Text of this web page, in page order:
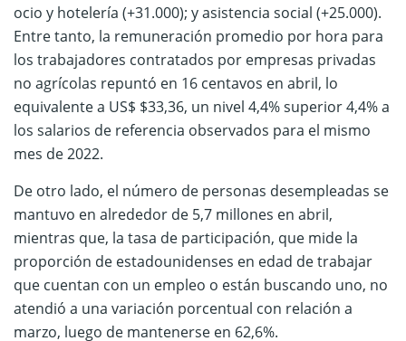
ocio y hotelería (+31.000); y asistencia social (+25.000).
Entre tanto, la remuneración promedio por hora para
los trabajadores contratados por empresas privadas
no agrícolas repuntó en 16 centavos en abril, lo
equivalente a US$ $33,36, un nivel 4,4% superior 4,4% a
los salarios de referencia observados para el mismo
mes de 2022.
De otro lado, el número de personas desempleadas se
mantuvo en alrededor de 5,7 millones en abril,
mientras que, la tasa de participación, que mide la
proporción de estadounidenses en edad de trabajar
que cuentan con un empleo o están buscando uno, no
atendió a una variación porcentual con relación a
marzo, luego de mantenerse en 62,6%.